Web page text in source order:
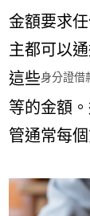
金額要求
主都可以
這些身分證借
等的金額
管通常每